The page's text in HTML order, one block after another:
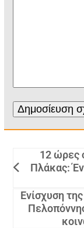
12 ώρες
Πλάκας:
Ενίσχυση